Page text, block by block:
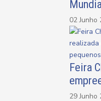
02 Junho
Feira
29 Junho